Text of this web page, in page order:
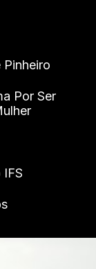
Pinheiro
Por Ser
IFS